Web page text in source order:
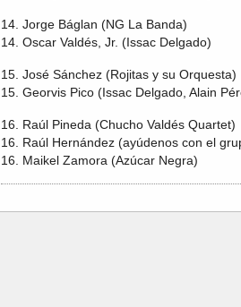
14. Jorge Báglan (NG La Banda)
14. Oscar Valdés, Jr. (Issac Delgado)
15. José Sánchez (Rojitas y su Orquesta)
15. Georvis Pico (Issac Delgado, Alain
16. Raúl Pineda (Chucho Valdés Quartet)
16. Raúl Hernández (ayúdenos con el
16. Maikel Zamora (Azúcar Negra)